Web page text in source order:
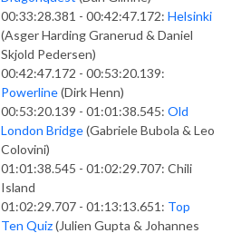
00:33:28.381 - 00:42:47.172: Helsinki
(Asger Harding Granerud & Daniel
Skjold Pedersen)
00:42:47.172 - 00:53:20.139:
Powerline(Dirk Henn)
00:53:20.139 - 01:01:38.545: Old
London Bridge(Gabriele Bubola & Leo
Colovini)
01:01:38.545 - 01:02:29.707: Chili
Island
01:02:29.707 - 01:13:13.651: Top
Ten Quiz(Julien Gupta & Johannes